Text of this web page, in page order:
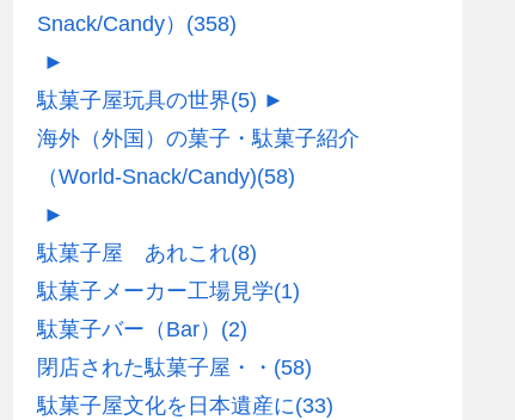
Snack/Candy） (358)
►
駄菓子屋玩具の世界(5) ►
海外（外国）の菓子・駄菓子紹介
（World-Snack/Candy)(58)
►
駄菓子屋 あれこれ(8)
駄菓子メーカー工場見学(1)
駄菓子バー（Bar） (2)
閉店された駄菓子屋・・ (58)
駄菓子屋文化を日本遺産に(33)